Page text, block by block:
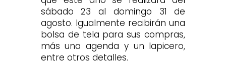
sábado 23 al domingo 31 de
agosto. Igualmente recibirán una
bolsa de tela para sus compras,
más una agenda y un lapicero,
entre otros detalles.